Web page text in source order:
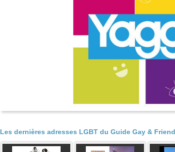
Les dernières adresses LGBT du Guide Gay &